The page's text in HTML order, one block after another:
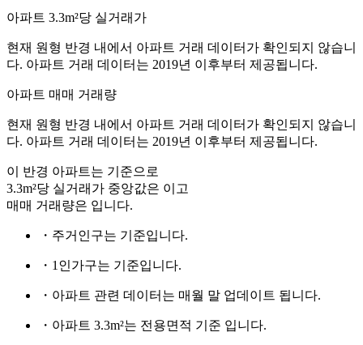
아파트 3.3m²당 실거래가
현재 원형 반경 내에서 아파트 거래 데이터가 확인되지 않습니
다. 아파트 거래 데이터는 2019년 이후부터 제공됩니다.
아파트 매매 거래량
현재 원형 반경 내에서 아파트 거래 데이터가 확인되지 않습니
다. 아파트 거래 데이터는 2019년 이후부터 제공됩니다.
이 반경 아파트는 기준으로
3.3m²당 실거래가 중앙값은 이고
매매 거래량은 입니다.
・주거인구는 기준입니다.
・1인가구는 기준입니다.
・아파트 관련 데이터는 매월 말 업데이트 됩니다.
・아파트 3.3m²는 전용면적 기준 입니다.